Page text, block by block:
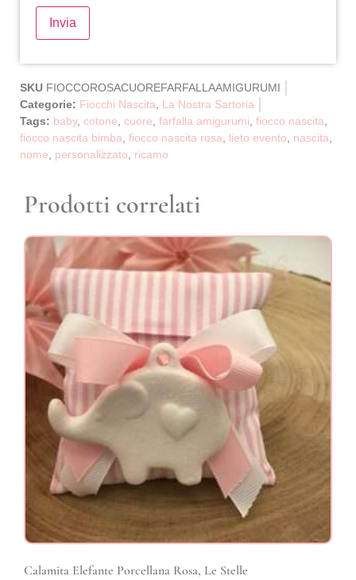
SKU FIOCCOROSACUOREFARFALLAAMIGURUMI
Categorie: Fiocchi Nascita, La Nostra Sartoria
Tags: baby, cotone, cuore, farfalla amigurumi, fiocco nascita,
fiocco nascita bimba, fiocco nascita rosa, lieto evento, nascita,
nome, personalizzato, ricamo
Prodotti correlati
Calamita Elefante Porcellana Rosa, Le Stelle